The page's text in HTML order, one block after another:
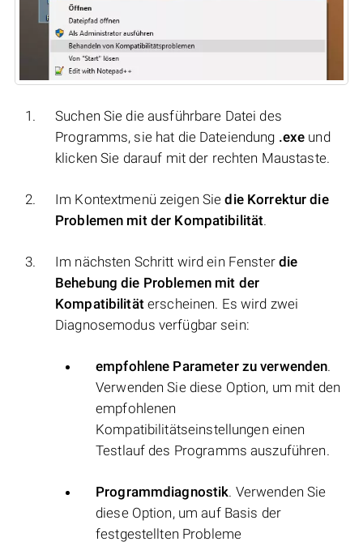
Suchen Sie die ausführbare Datei des
Programms, sie hat die Dateiendung .exe und
klicken Sie darauf mit der rechten Maustaste.
Im Kontextmenü zeigen Siedie Korrektur die
Problemen mit der Kompatibilität.
Im nächsten Schritt wird ein Fenster die
Behebung die Problemen mit der
Kompatibilitäterscheinen. Es wird zwei
Diagnosemodus verfügbar sein:
empfohlene Parameter zu verwenden.
Verwenden Sie diese Option, um mit den
empfohlenen
Kompatibilitätseinstellungen einen
Testlauf des Programms auszuführen.
Programmdiagnostik. Verwenden Sie
diese Option, um auf Basis der
festgestellten Probleme